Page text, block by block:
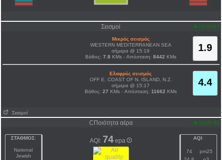
Σεισμοί 15:35:07
1.9
Μικρός σεισμός
WESTERN MEDITERRANEAN SEA
σήμερα @ 15:19
Βάθος: 7.8 KMs - Απόσταση: 8442 KMs
4.4
Ελαφρύς σεισμός
OFF E. COAST OF N. ISLAND, N.Z.
σήμερα @ 15:17
Βάθος: 27 KMs - Απόσταση: 11662 KMs
Σεισμοί
CΠοιότητα αέρα 12:00:00
ΣΤΑΘΜΟΣ:
National
Jewish
AQI: 74 epa AQI:
74
pm25